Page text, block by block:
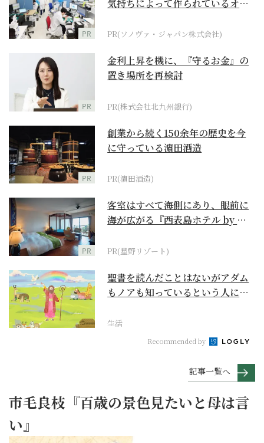
PR
気持ちによって作られているオー
PR(ソノヴァ・ジャパン株式会社)
PR
金利上昇を機に、『守るお金』の
置き場所を再検討
PR(株式会社北九州銀行)
PR
創業から続く150余年の歴史を今
に守っている濵田酒造
PR(濵田酒造)
PR
客室はすべて海側にあり、眼前に
海が広がる『西表島ホテル by 星
PR(星野リゾート)
聖書を読んだことはないがアダム
もノアも知っているという人に
生活
Recommended by
記事一覧へ
市毛良枝『百歳の景色見たいと母は言
い』